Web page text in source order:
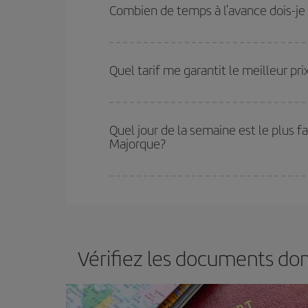
et des vacances scolaires sont en haute saison.
pourrez bénéficier des meilleurs prix.
Combien de temps à l'avance dois-
plus économiques (touristiques). Par
Quel tarif me garantit le meilleur
Quel jour de la semaine est le plus
Majorque?
Vérifiez les documents